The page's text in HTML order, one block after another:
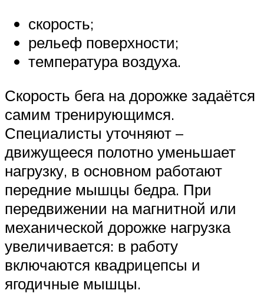
скорость;
рельеф поверхности;
температура воздуха.
Скорость бега на дорожке задаётся
самим тренирующимся.
Специалисты уточняют –
движущееся полотно уменьшает
нагрузку, в основном работают
передние мышцы бедра. При
передвижении на магнитной или
механической дорожке нагрузка
увеличивается: в работу
включаются квадрицепсы и
ягодичные мышцы.